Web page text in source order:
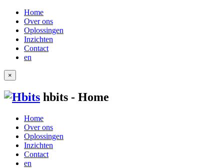
Home
Over ons
Oplossingen
Inzichten
Contact
en
×
hbits - Home
Home
Over ons
Oplossingen
Inzichten
Contact
en